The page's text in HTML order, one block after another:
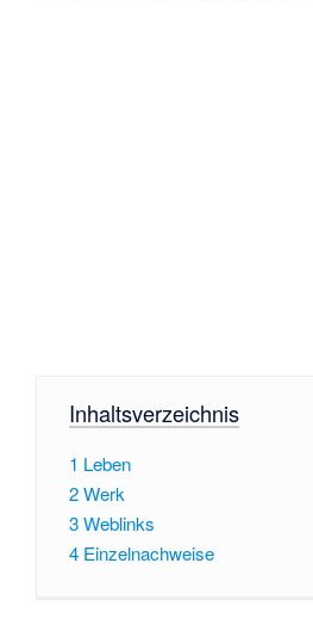
Inhaltsverzeichnis
1 Leben
2Werk
3Weblinks
4 Einzelnachweise